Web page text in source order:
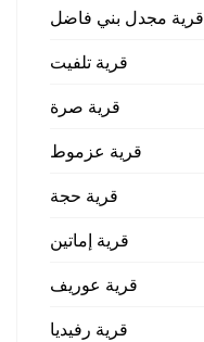
قرية مجدل بني فاضل
قرية تلفيت
قرية صرة
قرية عزموط
قرية حجة
قرية إماتين
قرية عوريف
قرية رفيديا